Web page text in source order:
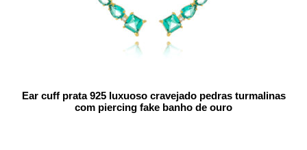
Ear cuff prata 925 luxuoso cravejado pedras turmalinas
com piercing fake banho de ouro